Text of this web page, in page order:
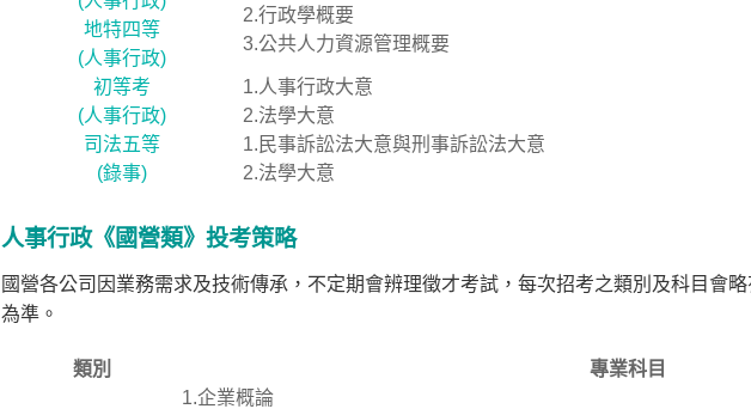
2.行政學概要
3.公共人力資源管理概要
地特四等
(人事行政)
初等考
(人事行政)
1.人事行政大意
2.法學大意
司法五等
(錄事)
1.民事訴訟法大意與刑事訴訟法大意
2.法學大意
人事行政《國營類》投考策略
國營各公司因業務需求及技術傳承，不定期會辨理徵才考試，每次招考之類別及科目會
為準。
類別 專業科目
1.企業概論